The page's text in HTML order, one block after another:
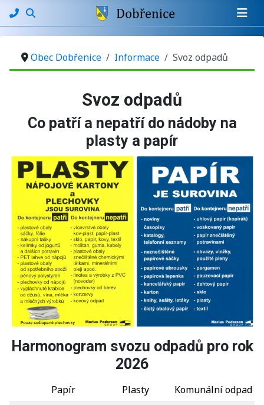
Obec Dobřenice Informace Svoz odpadů
Svoz odpadů
Co patří a nepatří do nádoby na
plasty a papír
Harmonogram svozu odpadů pro rok
2026
Papír Plasty
Komunální odpad